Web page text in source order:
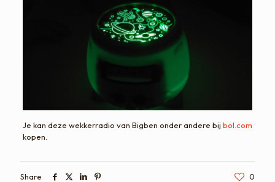
Je kan deze wekkerradio van Bigben onder andere bij bol.com
kopen.
Share 0